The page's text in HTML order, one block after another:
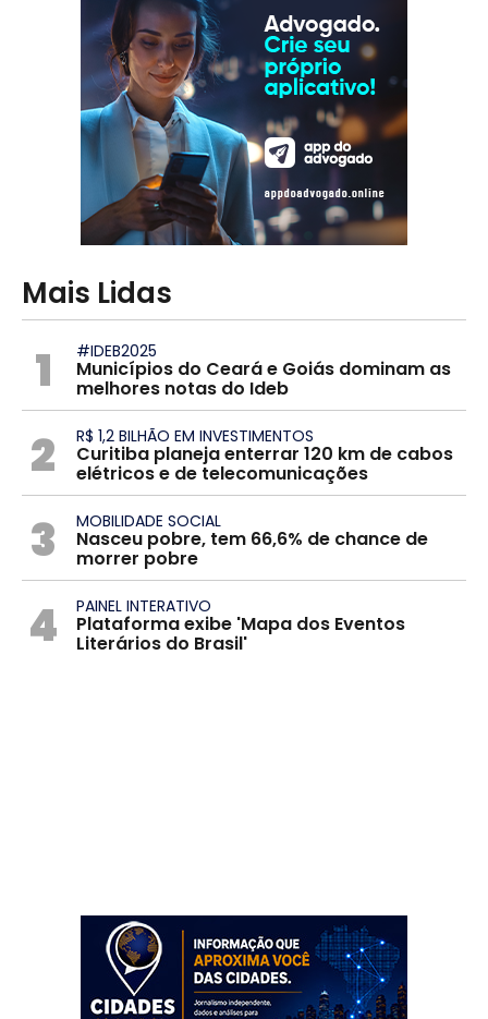
Mais Lidas
1 #IDEB2025
Municípios do Ceará e Goiás dominam as
melhores notas do Ideb
2 R$ 1,2 BILHÃO EM INVESTIMENTOS
Curitiba planeja enterrar 120 km de cabos
elétricos e de telecomunicações
3 MOBILIDADE SOCIAL
Nasceu pobre, tem 66,6% de chance de
morrer pobre
4 PAINEL INTERATIVO
Plataforma exibe 'Mapa dos Eventos
Literários do Brasil'